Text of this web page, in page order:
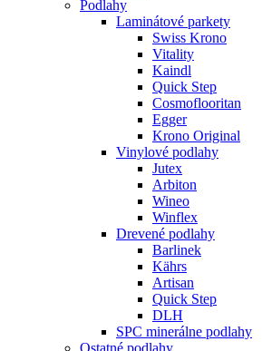
Podlahy
Laminátové parkety
Swiss Krono
Vitality
Kaindl
Quick Step
Cosmoflooritan
Egger
Krono Original
Vinylové podlahy
Jutex
Arbiton
Wineo
Winflex
Drevené podlahy
Barlinek
Kährs
Artisan
Quick Step
DLH
SPC minerálne podlahy
Ostatné podlahy